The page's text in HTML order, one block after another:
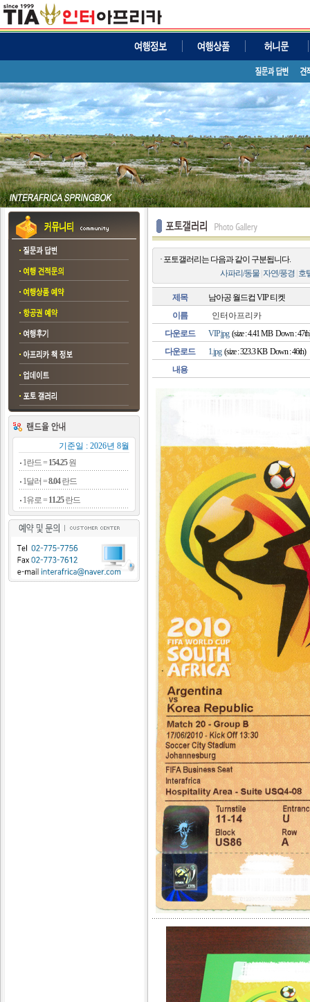
기준일 : 2026년 8월
1란드 = 154.25원
1달러 =8.04란드
1유로 = 11.25란드
· 포토갤러리는 다음과 같이 구분됩니다.
사파리/동물 자연/풍경 호
제목
남아공 월드컵 VIP 티켓
이름
인터아프리카
다운로드
VIP.jpg(size : 4.41 MB Down :
다운로드
1.jpg(size : 323.3 KB Down : 46th)
내용